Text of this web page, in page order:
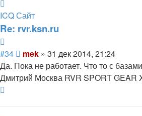
информация
пользователя
ICQСайт
Re: rvr.ksn.ru
#34
Сообщение
mek » 31 дек 2014, 21:24
Да. Пока не работает. Что то с
Дмитрий Москва RVR SPORT GEAR